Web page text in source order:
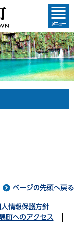
コンテ
ンツメ
ニュー
ページの先頭へ戻る
人情報保護方針
町へのアクセス